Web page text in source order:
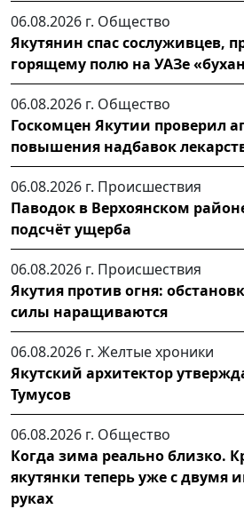
06.08.2026 г. Общество
Якутянин спас сослуживцев,
горящему полю на УАЗе
06.08.2026 г. Общество
Госкомцен Якутии проверил
повышения надбавок
06.08.2026 г. Происшествия
Паводок в Верхоянском
подсчёт ущерба
06.08.2026 г. Происшествия
Якутия против огня:
силы наращиваются
06.08.2026 г. Желтые хроники
Якутский архитектор
Тумусов
06.08.2026 г. Общество
Когда зима реально близко.
якутянки теперь уже с двумя
руках